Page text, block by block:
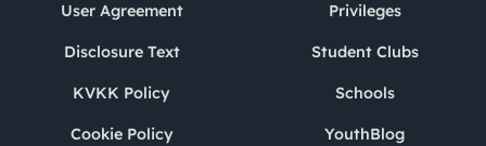
User Agreement
Disclosure Text
KVKK Policy
Cookie Policy
Privileges
Student Clubs
Schools
YouthBlog